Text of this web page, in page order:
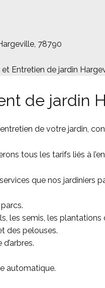
78790
Entretien de jardin
de jardin
de votre jardin,
tous les tarifs liés à
que nos jardiniers
les semis, les plantations
des pelouses.
d’arbres.
automatique.